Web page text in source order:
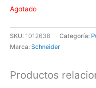
Agotado
SKU: 1012638 Categoría:
Marca: Schneider
Productos